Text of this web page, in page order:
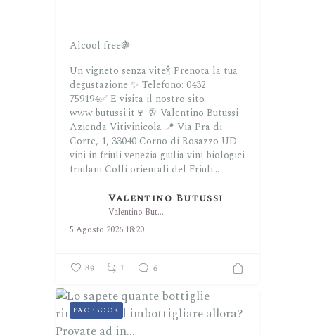
Alcool free🍇
Un vigneto senza vite🍾 Prenota la tua
degustazione ✨ Telefono: 0432
759194✅ E visita il nostro sito
www.butussi.it🍷 🥂 Valentino Butussi
Azienda Vitivinicola 📍 Via Pra di
Corte, 1, 33040 Corno di Rosazzo UD
vini in friuli venezia giulia vini biologici
friulani Colli orientali del Friuli...
Valentino Butussi
Valentino Butussi
5 Agosto 2026 18:20
89 1 6
FACEBOOK